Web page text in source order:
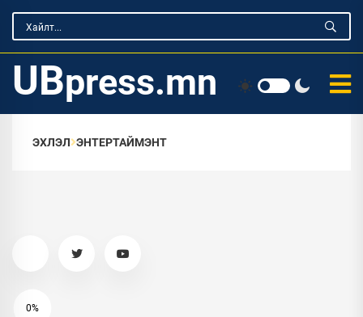
UBpress.mn
ЭХЛЭЛ ЭНТЕРТАЙМЭНТ
0%